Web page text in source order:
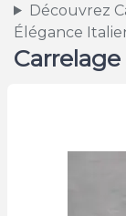
Découvrez
Élégance
Carrelage